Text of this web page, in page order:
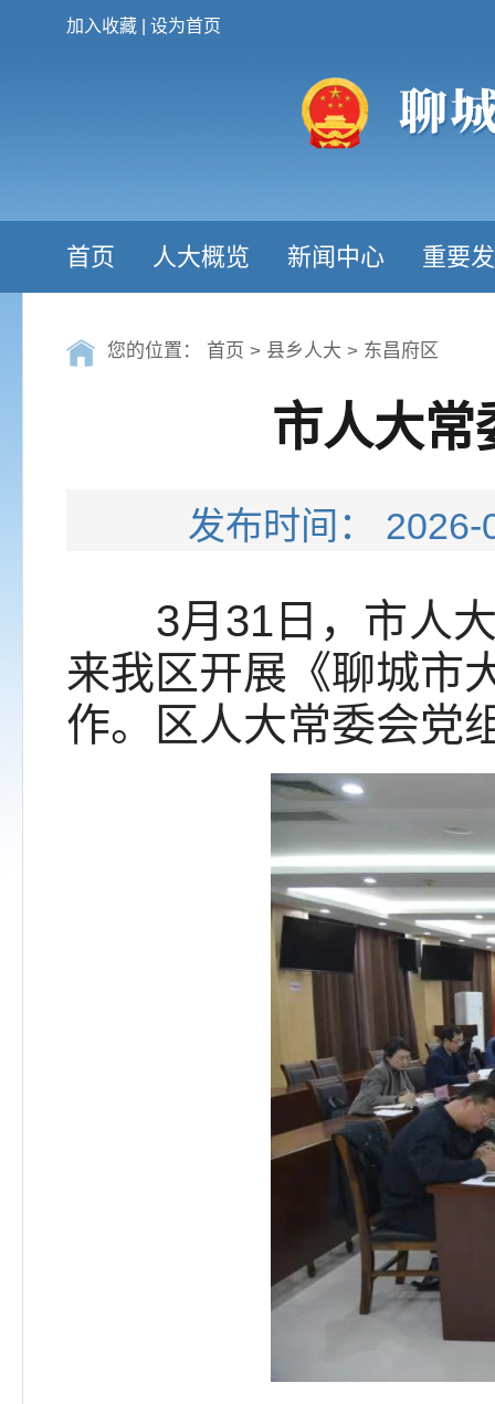
加入收藏 设为首页
首页 人大概览 新闻中心 重要
您的位置： 首页 > 县乡人大 > 东昌府区
市人大常
发布时间：
3月31日，市人大
来我区开展《聊城市
作。区人大常委会党